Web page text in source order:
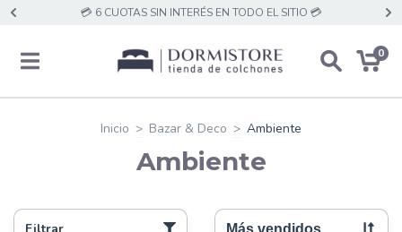
💳 6 CUOTAS SIN INTERÉS EN TODO EL SITIO 💳
0
Inicio > Bazar & Deco > Ambiente
Ambiente